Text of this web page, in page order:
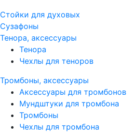
Стойки для духовых
Сузафоны
Тенора, аксессуары
Тенора
Чехлы для теноров
Тромбоны, аксессуары
Аксессуары для тромбонов
Мундштуки для тромбона
Тромбоны
Чехлы для тромбона